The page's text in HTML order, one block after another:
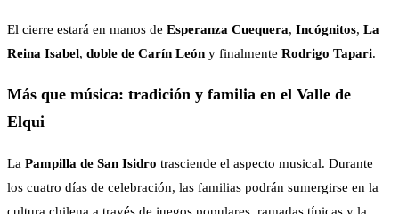
El cierre estará en manos de Esperanza Cuequera, Incógnitos, La
Reina Isabel, doble de Carín León y finalmente Rodrigo Tapari.
Más que música: tradición y familia en el Valle de
Elqui
La Pampilla de San Isidro trasciende el aspecto musical. Durante
los cuatro días de celebración, las familias podrán sumergirse en la
cultura chilena a través de juegos populares, ramadas típicas y la